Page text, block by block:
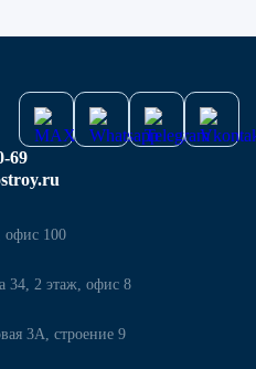
69
офис 100
34, 2 этаж, офис 8
3А, строение 9